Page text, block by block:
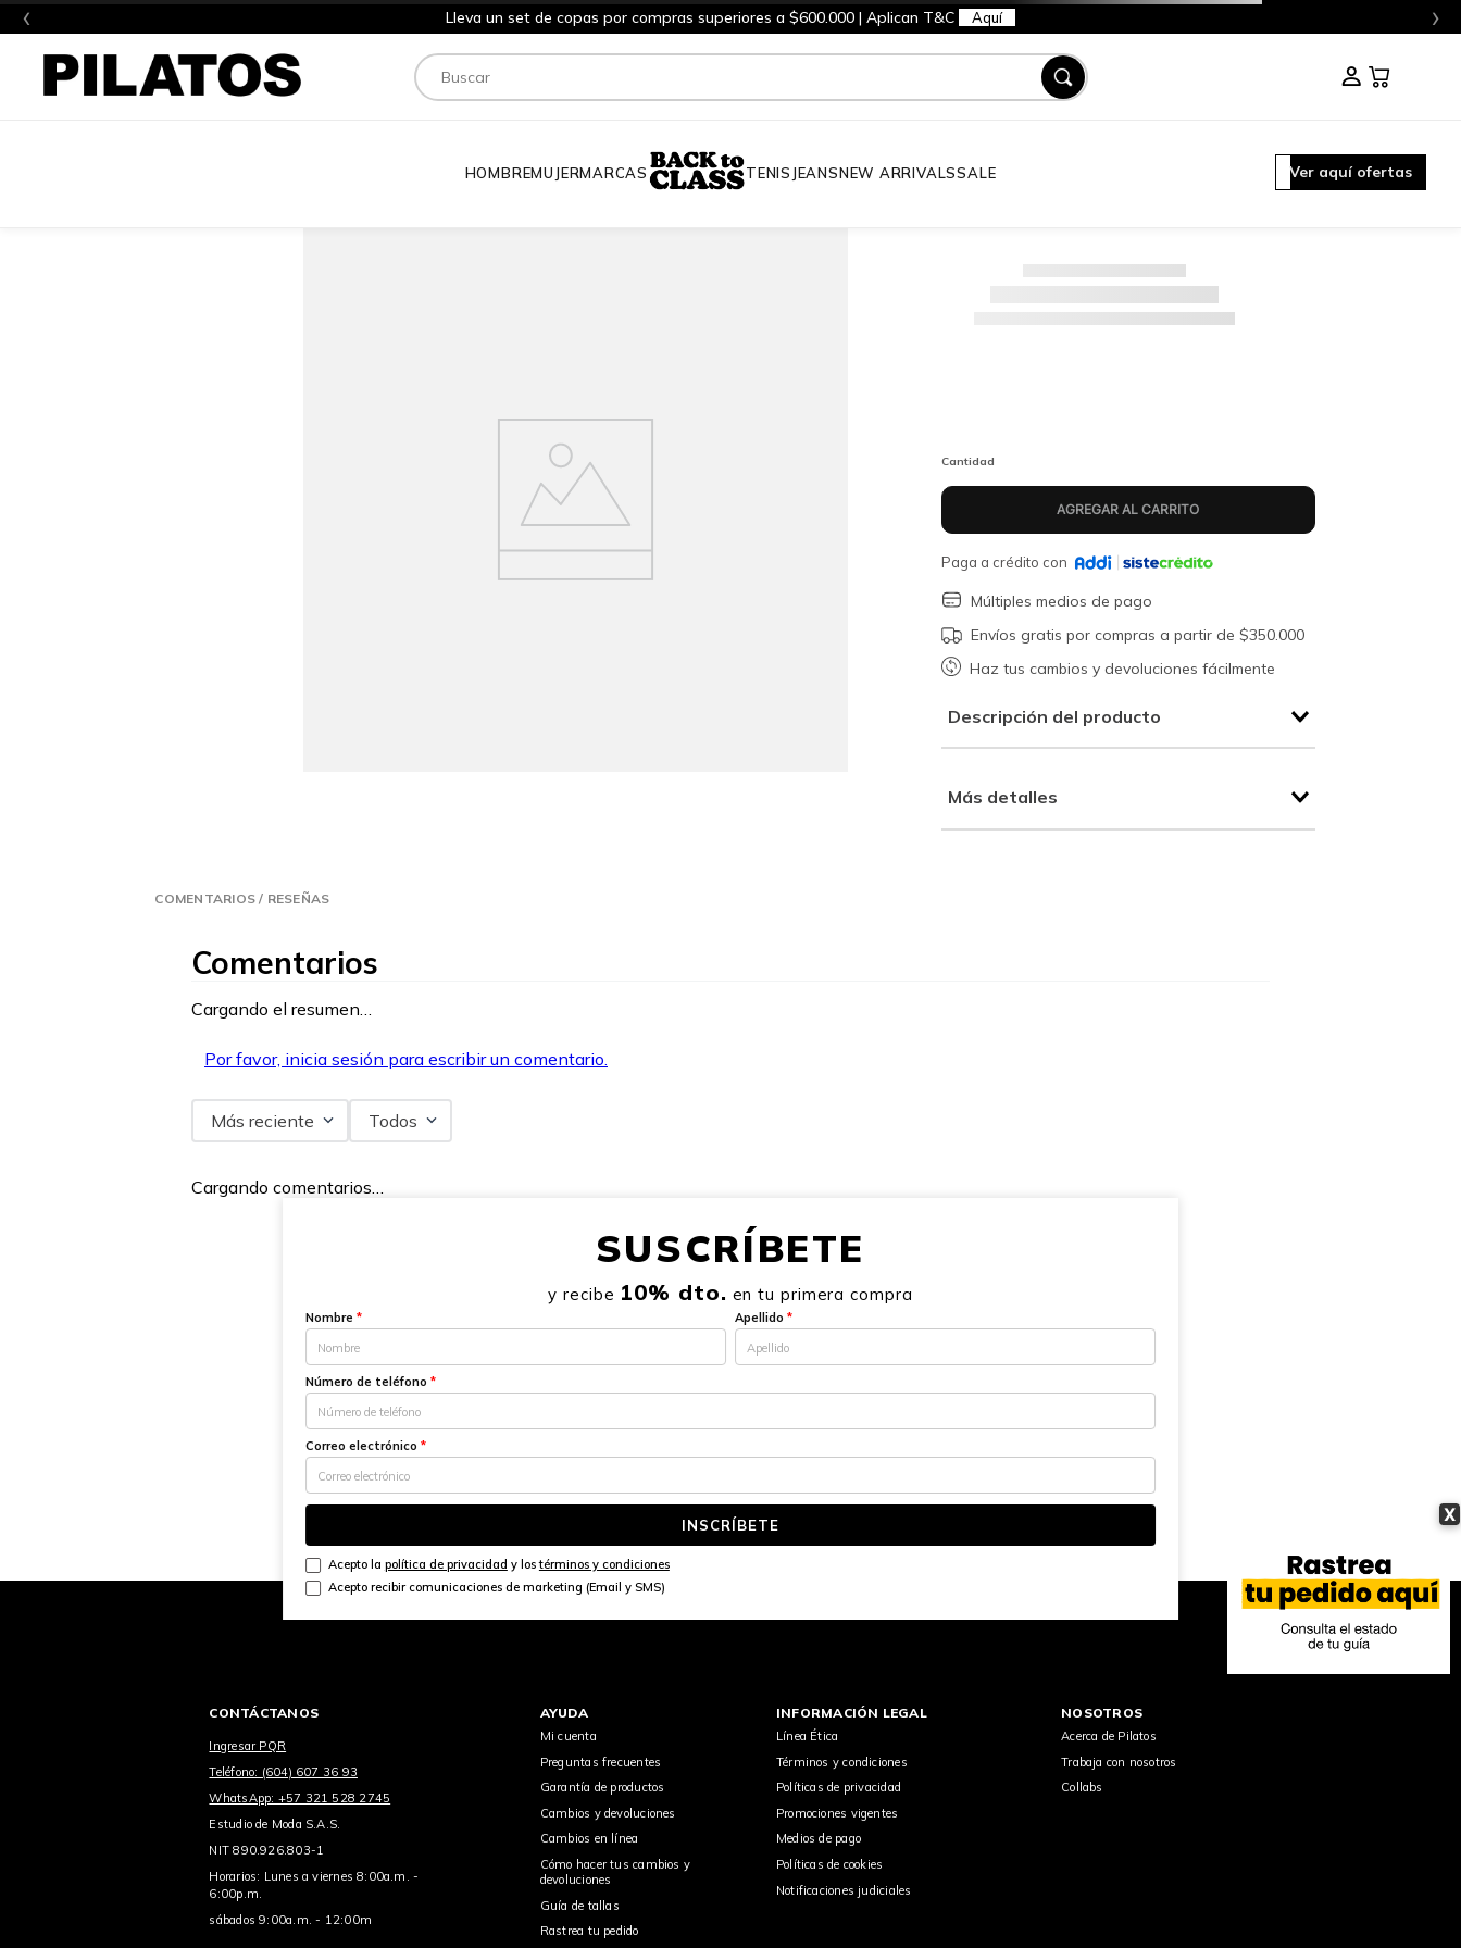
‹ Lleva un set de copas por compras superiores a $600.000 | Aplican T&C Aquí ›
Buscar
HOMBREMUJERMARCAS TENIS JEANSNEW ARRIVALSSALE Ver aquí ofertas
X
Cantidad
Paga a crédito con
Múltiples medios de pago
Envíos gratis por compras a partir de $350.000
Haz tus cambios y devoluciones fácilmente
Descripción del producto
Más detalles
COMENTARIOS / RESEÑAS
Comentarios
Cargando el resumen…
Por favor, inicia sesión para escribir un comentario.
Más reciente Todos
Cargando comentarios…
SUSCRÍBETE
y recibe 10% dto. en tu primera compra
Nombre * Apellido *
Número de teléfono *
Correo electrónico *
INSCRÍBETE
Acepto la política de privacidad y lostérminos y condiciones
Acepto recibir comunicaciones de marketing (Email y SMS)
CONTÁCTANOS
Ingresar PQR
Teléfono: (604) 607 36 93
WhatsApp: +57 321 528 2745
Estudio de Moda S.A.S.
NIT 890.926.803-1
Horarios: Lunes a viernes 8:00a.m. -
6:00p.m.
sábados 9:00a.m. - 12:00m
AYUDA
Mi cuenta
Preguntas frecuentes
Garantía de productos
Cambios y devoluciones
Cambios en línea
Cómo hacer tus cambios y
devoluciones
Guía de tallas
Rastrea tu pedido
INFORMACIÓN LEGAL
Línea Ética
Términos y condiciones
Políticas de privacidad
Promociones vigentes
Medios de pago
Políticas de cookies
Notificaciones judiciales
NOSOTROS
Acerca de Pilatos
Trabaja con nosotros
Collabs